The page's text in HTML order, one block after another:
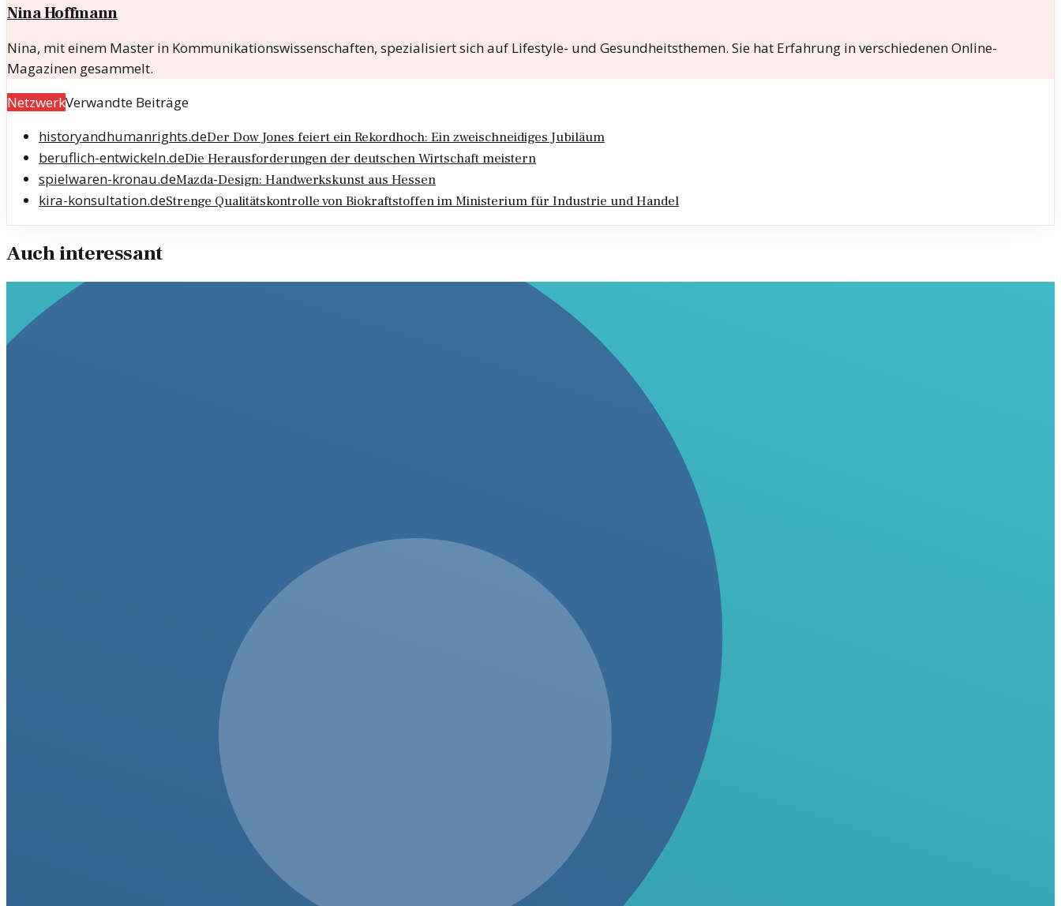
Nina Hoffmann
Nina, mit einem Master in Kommunikationswissenschaften, spezialisiert sich auf Lifestyle- und Gesundheitsthemen. Sie hat Erfahrung in verschiedenen Online-
Magazinen gesammelt.
NetzwerkVerwandte Beiträge
historyandhumanrights.deDer Dow Jones feiert ein Rekordhoch: Ein zweischneidiges Jubiläum
beruflich-entwickeln.deDie Herausforderungen der deutschen Wirtschaft meistern
spielwaren-kronau.deMazda-Design: Handwerkskunst aus Hessen
kira-konsultation.deStrenge Qualitätskontrolle von Biokraftstoffen im Ministerium für Industrie und Handel
Auch interessant